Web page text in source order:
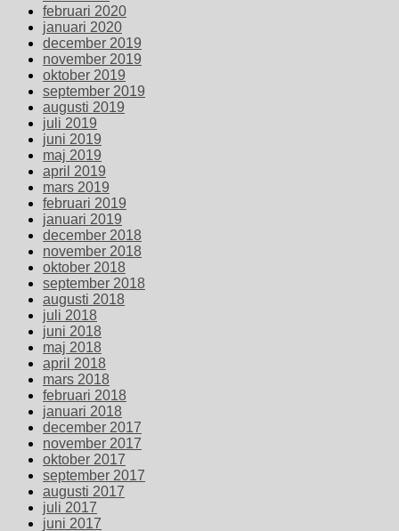
februari 2020
januari 2020
december 2019
november 2019
oktober 2019
september 2019
augusti 2019
juli 2019
juni 2019
maj 2019
april 2019
mars 2019
februari 2019
januari 2019
december 2018
november 2018
oktober 2018
september 2018
augusti 2018
juli 2018
juni 2018
maj 2018
april 2018
mars 2018
februari 2018
januari 2018
december 2017
november 2017
oktober 2017
september 2017
augusti 2017
juli 2017
juni 2017